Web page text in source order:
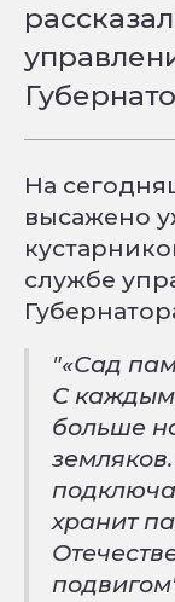
На
высажено
службе
"«Сад
С каждым
больше
хранит